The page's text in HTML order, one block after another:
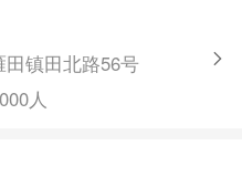
镇田北路56号
人